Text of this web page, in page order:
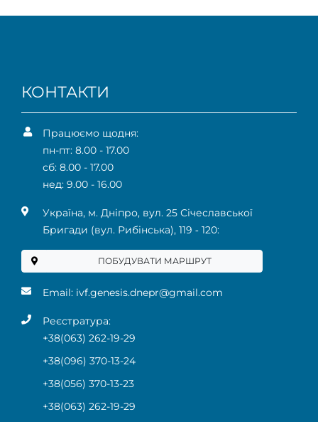
КОНТАКТИ
Працюємо щодня:
пн-пт: 8.00 - 17.00
сб: 8.00 - 17.00
нед: 9.00 - 16.00
Українa, м. Дніпро, вул. 25 Січеславської
Бригади (вул. Рибінська), 119 ‑ 120:
ПОБУДУВАТИ МАРШРУТ
Email: ivf.genesis.dnepr@gmail.com
Реєстратура:
+38(063) 262-19-29
+38(096) 370-13-24
+38(056) 370-13-23
+38(063) 262-19-29